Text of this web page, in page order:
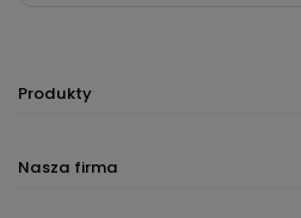
Produkty
Nasza firma